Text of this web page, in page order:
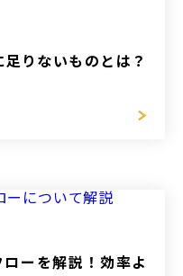
りないものとは？
ーを解説！効率よ